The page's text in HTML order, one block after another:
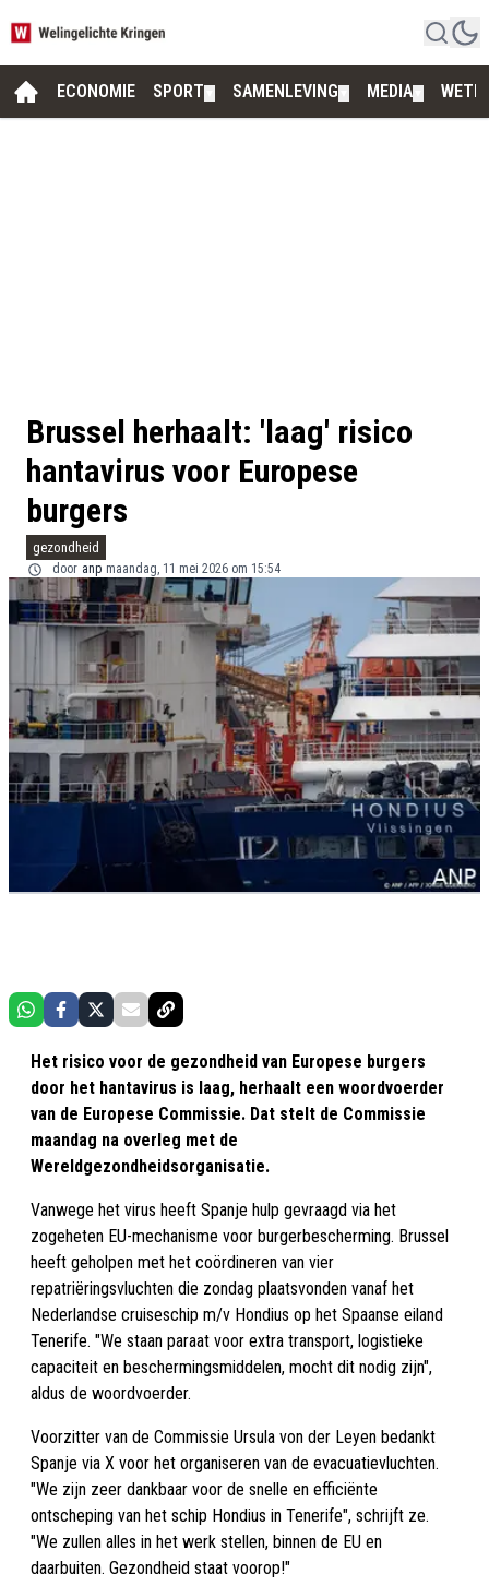
ECONOMIE SPORT SAMENLEVING MEDIA
Brussel herhaalt: 'laag' risico
hantavirus voor Europese
burgers
gezondheid
door anp maandag, 11 mei 2026 om 15:54
Het risico voor de gezondheid van Europese burgers
door het hantavirus is laag, herhaalt een woordvoerder
van de Europese Commissie. Dat stelt de Commissie
maandag na overleg met de
Wereldgezondheidsorganisatie.
Vanwege het virus heeft Spanje hulp gevraagd via het
zogeheten EU-mechanisme voor burgerbescherming. Brussel
heeft geholpen met het coördineren van vier
repatriëringsvluchten die zondag plaatsvonden vanaf het
Nederlandse cruiseschip m/v Hondius op het Spaanse eiland
Tenerife. "We staan paraat voor extra transport, logistieke
capaciteit en beschermingsmiddelen, mocht dit nodig zijn",
aldus de woordvoerder.
Voorzitter van de Commissie Ursula von der Leyen bedankt
Spanje via X voor het organiseren van de evacuatievluchten.
"We zijn zeer dankbaar voor de snelle en efficiënte
ontscheping van het schip Hondius in Tenerife", schrijft ze.
"We zullen alles in het werk stellen, binnen de EU en
daarbuiten. Gezondheid staat voorop!"